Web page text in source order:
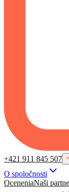
+421 911 845 507
O spoločnosti
OceneniaNaši